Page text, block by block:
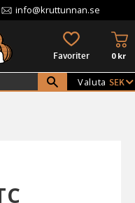
info@kruttunnan.se
FAVORITER 0kr
Valuta